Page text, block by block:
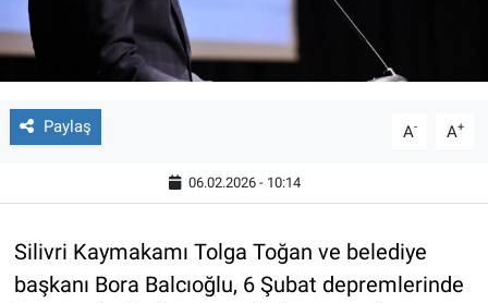
Paylaş A- A+
06.02.2026 - 10:14
Silivri Kaymakamı Tolga Toğan ve belediye
başkanı Bora Balcıoğlu, 6 Şubat depremlerinde